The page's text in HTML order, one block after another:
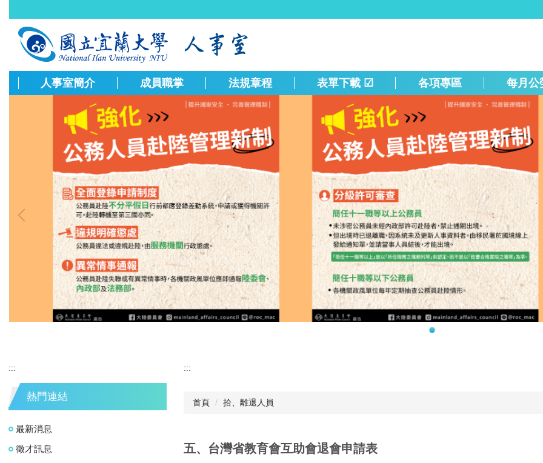
到
容
人事室簡介 成員職掌 法規章程 表單下載 ☑ 各項專區 每月公
:::
熱門連結
最新消息
徵才訊息
:::
首頁 拾、離退人員
五、台灣省教育會互助會退會申請表